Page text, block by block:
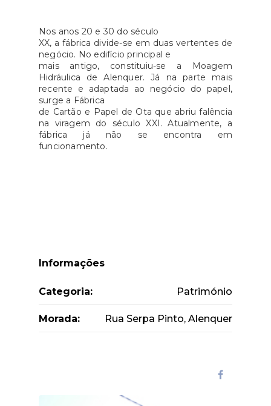
Nos anos 20 e 30 do século
XX, a fábrica divide-se em duas vertentes de
negócio. No edifício principal e
mais antigo, constituiu-se a Moagem
Hidráulica de Alenquer. Já na parte mais
recente e adaptada ao negócio do papel,
surge a Fábrica
de Cartão e Papel de Ota que abriu falência
na viragem do século XXI. Atualmente, a
fábrica já não se encontra em
funcionamento.
Informações
Categoria: Património
Morada: Rua Serpa Pinto, Alenquer